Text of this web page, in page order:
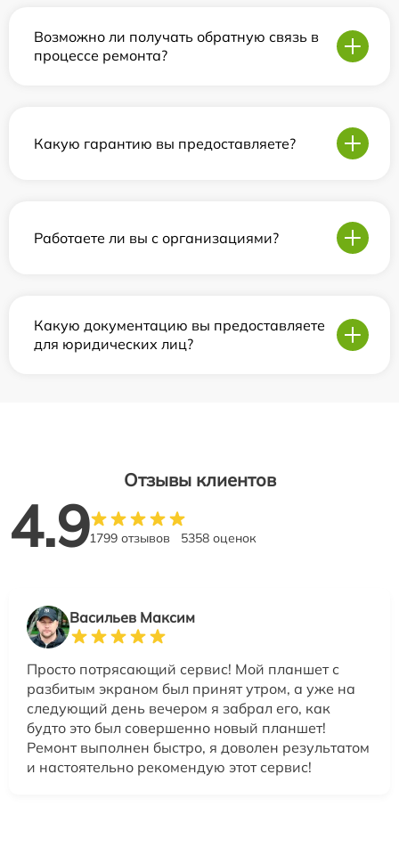
Возможно ли получать обратную связь в
процессе ремонта?
Какую гарантию вы предоставляете?
Работаете ли вы с организациями?
Какую документацию вы предоставляете
для юридических лиц?
Отзывы клиентов
4.91799 отзывов 5358 оценок
Васильев Максим
Просто потрясающий сервис! Мой планшет с
разбитым экраном был принят утром, а уже на
следующий день вечером я забрал его, как
будто это был совершенно новый планшет!
Ремонт выполнен быстро, я доволен результатом
и настоятельно рекомендую этот сервис!